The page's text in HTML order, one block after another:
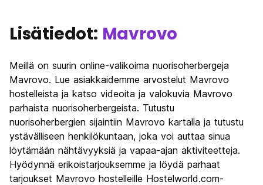
Lisätiedot: Mavrovo
Meillä on suurin online-valikoima nuorisoherbergeja
Mavrovo. Lue asiakkaidemme arvostelut Mavrovo
hostelleista ja katso videoita ja valokuvia Mavrovo
parhaista nuorisoherbergeista. Tutustu
nuorisoherbergien sijaintiin Mavrovo kartalla ja tutustu
ystävälliseen henkilökuntaan, joka voi auttaa sinua
löytämään nähtävyyksiä ja vapaa-ajan aktiviteetteja.
Hyödynnä erikoistarjouksemme ja löydä parhaat
tarjoukset Mavrovo hostelleille Hostelworld.com-